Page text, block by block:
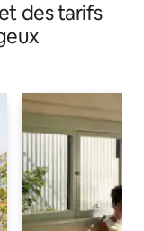
des tarifs